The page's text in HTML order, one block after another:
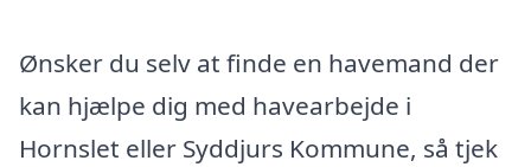
Ønsker du selv at finde en havemand der
kan hjælpe dig med havearbejde i
Hornslet eller Syddjurs Kommune, så tjek